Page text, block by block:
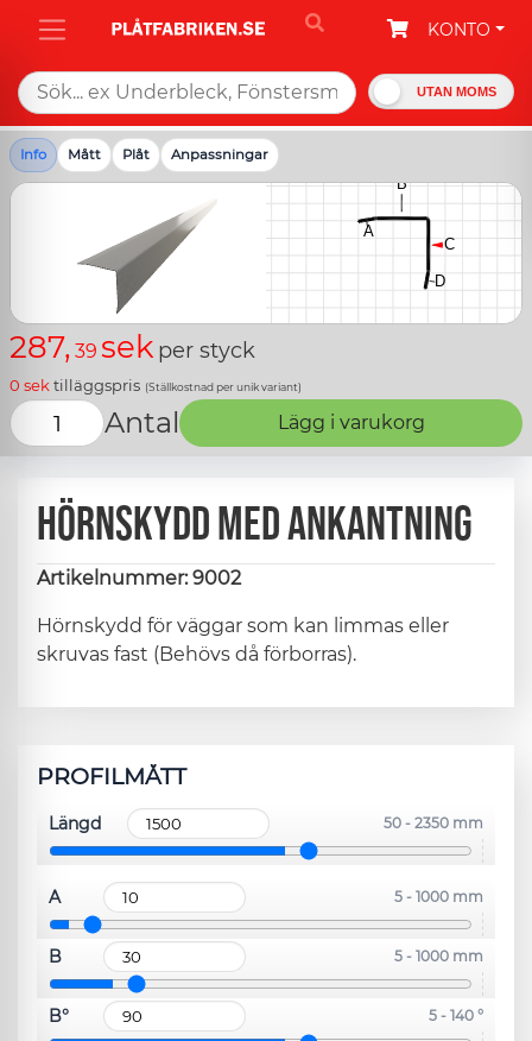
KONTO
UTAN MOMS
Hörnskydd med ankantning
Artikelnummer: 9002
Hörnskydd för väggar som kan limmas eller
skruvas fast (Behövs då förborras).
PROFILMÅTT
Längd 50 - 2350 mm
A 5 - 1000 mm
B 5 - 1000 mm
B° 5 - 140 °
Info Mått Plåt Anpassningar
287, 39 sekper styck
0 sek tilläggspris (Ställkostnad per unik variant)
Antal Lägg i varukorg